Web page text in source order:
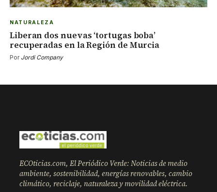
NATURALEZA
Liberan dos nuevas ‘tortugas boba’
recuperadas en la Región de Murcia
Por Jordi Company
ECOticias.com, El Periódico Verde: Noticias de medio
ambiente, sostenibilidad, energías renovables, cambio
climático, reciclaje, naturaleza y movilidad eléctrica.